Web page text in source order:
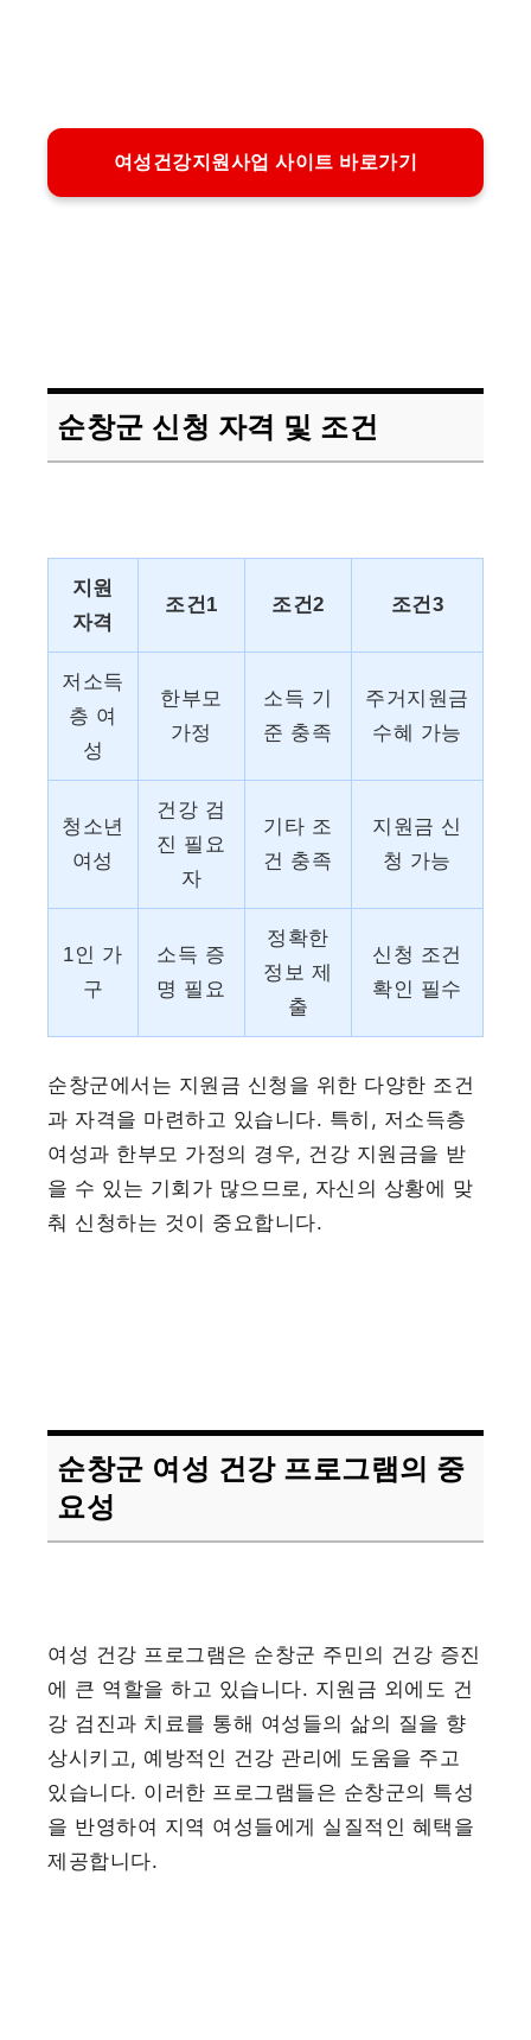
여성건강지원사업 사이트 바로가기
순창군 신청 자격 및 조건
지원
자격
조건1 조건2 조건3
저소득
층 여
성
한부모
가정
소득 기
준 충족
주거지원금
수혜 가능
청소년
여성
건강 검
진 필요
자
기타 조
건 충족
지원금 신
청 가능
1인 가
구
소득 증
명 필요
정확한
정보 제
출
신청 조건
확인 필수
순창군에서는 지원금 신청을 위한 다양한 조건
과 자격을 마련하고 있습니다. 특히, 저소득층
여성과 한부모 가정의 경우, 건강 지원금을 받
을 수 있는 기회가 많으므로, 자신의 상황에 맞
춰 신청하는 것이 중요합니다.
순창군 여성 건강 프로그램의 중
요성
여성 건강 프로그램은 순창군 주민의 건강 증진
에 큰 역할을 하고 있습니다. 지원금 외에도 건
강 검진과 치료를 통해 여성들의 삶의 질을 향
상시키고, 예방적인 건강 관리에 도움을 주고
있습니다. 이러한 프로그램들은 순창군의 특성
을 반영하여 지역 여성들에게 실질적인 혜택을
제공합니다.